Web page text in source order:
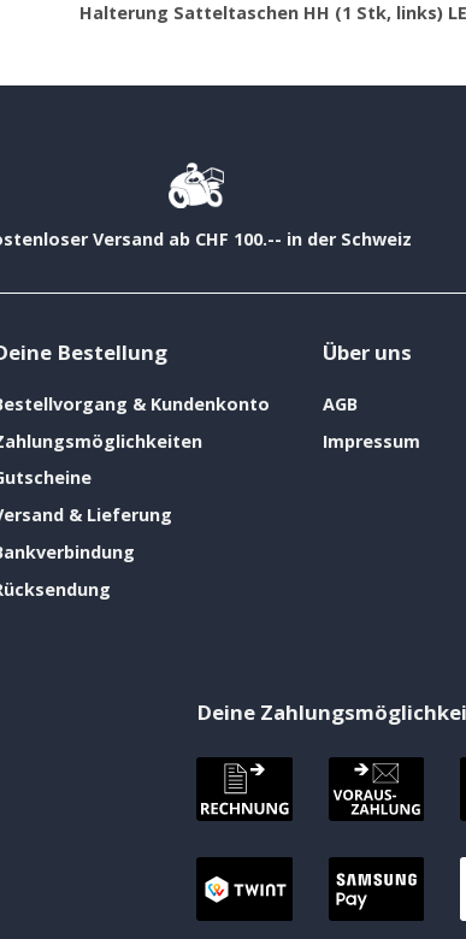
Halterung Satteltaschen HH (1 Stk, links)
Versand ab CHF 100.-- in der Schweiz
Bestellung
& Kundenkonto
& Lieferung
Über uns
AGB
Impressum
Deine